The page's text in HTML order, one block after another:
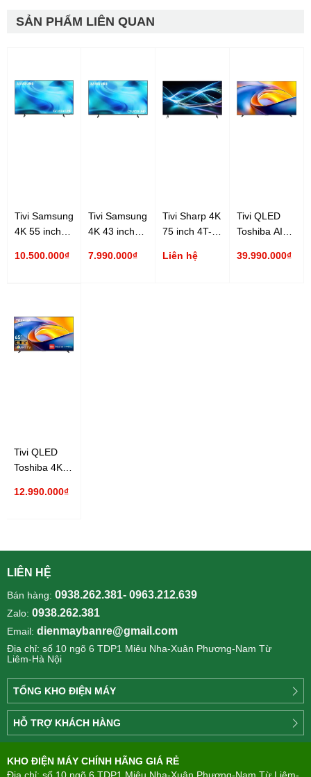
SẢN PHẨM LIÊN QUAN
Tivi Samsung
4K 55 inch
10.500.000₫
Tivi Samsung
4K 43 inch
7.990.000₫
Tivi Sharp 4K
75 inch 4T-
Liên hệ
Tivi QLED
Toshiba AI
100Z570RP
39.990.000₫
Tivi QLED
Toshiba 4K
65Z570RP
12.990.000₫
LIÊN HỆ
Bán hàng: 0938.262.381- 0963.212.639
Zalo: 0938.262.381
Email: dienmaybanre@gmail.com
Địa chỉ: số 10 ngõ 6 TDP1 Miêu Nha-Xuân Phương-Nam Từ
Liêm-Hà Nội
TỔNG KHO ĐIỆN MÁY
Công
ty
Điện
TÂN
HỖ TRỢ KHÁCH HÀNG
hiểu
về
KHO ĐIỆN MÁY CHÍNH HÃNG GIÁ RẺ